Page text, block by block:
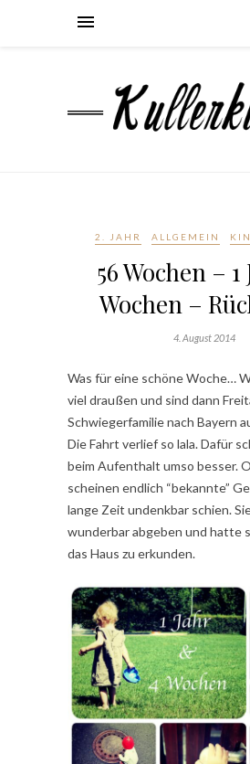
2. JAHR ALLGEMEIN
56 Wochen – 1
Wochen –
4. August 2014
Was für eine schöne Woche…
viel draußen und sind dann
Schwiegerfamilie nach Bayern
Die Fahrt verlief so lala. Dafür
beim Aufenthalt umso besser.
scheinen endlich “bekannte”
lange Zeit undenkbar schien.
wunderbar abgeben und hatte
das Haus zu erkunden.